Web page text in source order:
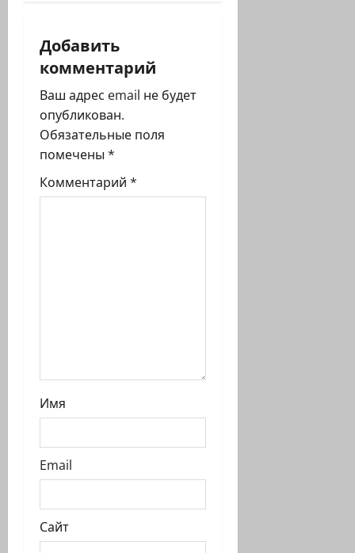
и
я
з
а
п
Добавить
комментарий
Ваш адрес email не будет
опубликован.
Обязательные поля
помечены *
Комментарий *
Имя
Email
Сайт